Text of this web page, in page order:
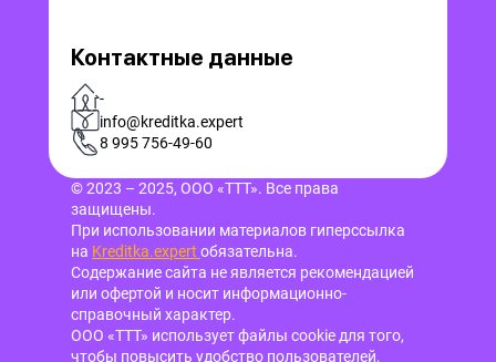
Контактные данные
-
info@kreditka.expert
8 995 756-49-60
© 2023 – 2025, ООО «ТТТ». Все права
защищены.
При использовании материалов гиперссылка
на Kreditka.expert обязательна.
Содержание сайта не является рекомендацией
или офертой и носит информационно-
справочный характер.
ООО «ТТТ» использует файлы cookie для того,
чтобы повысить удобство пользователей,